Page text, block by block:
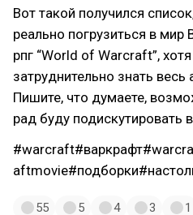
Вот такой получился
реально погрузиться в
рпг “World of Warcraft”,
затруднительно знать весь
Пишите, что думаете,
рад буду подискутировать
55 5 4 3 1